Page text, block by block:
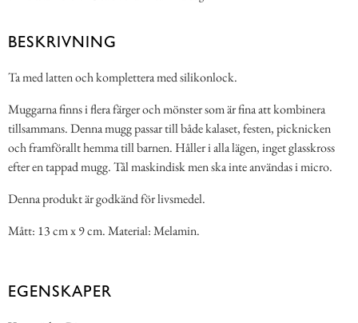
BESKRIVNING
Ta med latten och komplettera med silikonlock.
Muggarna finns i flera färger och mönster som är fina att kombinera
tillsammans. Denna mugg passar till både kalaset, festen, picknicken
och framförallt hemma till barnen. Håller i alla lägen, inget glasskross
efter en tappad mugg. Tål maskindisk men ska inte användas i micro.
Denna produkt är godkänd för livsmedel.
Mått: 13 cm x 9 cm. Material: Melamin.
EGENSKAPER